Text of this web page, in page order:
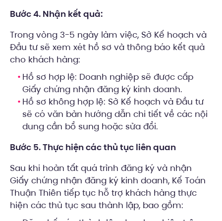
Bước 4. Nhận kết quả:
Trong vòng 3-5 ngày làm việc, Sở Kế hoạch và
Đầu tư sẽ xem xét hồ sơ và thông báo kết quả
cho khách hàng:
Hồ sơ hợp lệ: Doanh nghiệp sẽ được cấp
Giấy chứng nhận đăng ký kinh doanh.
Hồ sơ không hợp lệ: Sở Kế hoạch và Đầu tư
sẽ có văn bản hướng dẫn chi tiết về các nội
dung cần bổ sung hoặc sửa đổi.
Bước 5. Thực hiện các thủ tục liên quan
Sau khi hoàn tất quá trình đăng ký và nhận
Giấy chứng nhận đăng ký kinh doanh, Kế Toán
Thuận Thiên tiếp tục hỗ trợ khách hàng thực
hiện các thủ tục sau thành lập, bao gồm: